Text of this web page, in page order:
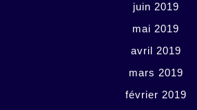
juin 2019
mai 2019
avril 2019
mars 2019
février 2019